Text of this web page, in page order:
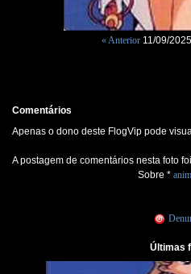
« Anterior11/09/
Comentários
Apenas o dono deste FlogVip pode
A postagem de comentários nesta foto
Sobre *
Últimas